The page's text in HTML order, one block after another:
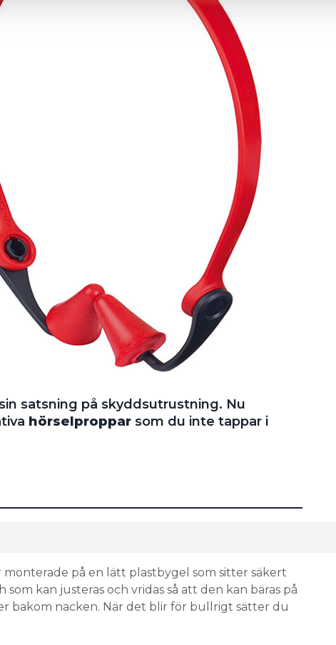
satsning på skyddsutrustning. Nu
hörselpropparsom du inte tappar i
på en lätt plastbygel som sitter säkert
kan justeras och vridas så att den kan bäras på
bakom nacken. När det blir för bullrigt sätter du